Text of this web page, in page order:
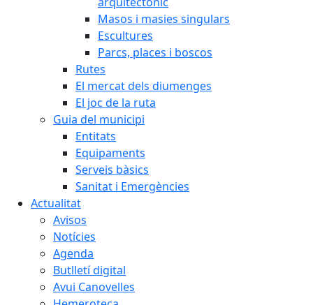
Masos i masies singulars
Escultures
Parcs, places i boscos
Rutes
El mercat dels diumenges
El joc de la ruta
Guia del municipi
Entitats
Equipaments
Serveis bàsics
Sanitat i Emergències
Actualitat
Avisos
Notícies
Agenda
Butlletí digital
Avui Canovelles